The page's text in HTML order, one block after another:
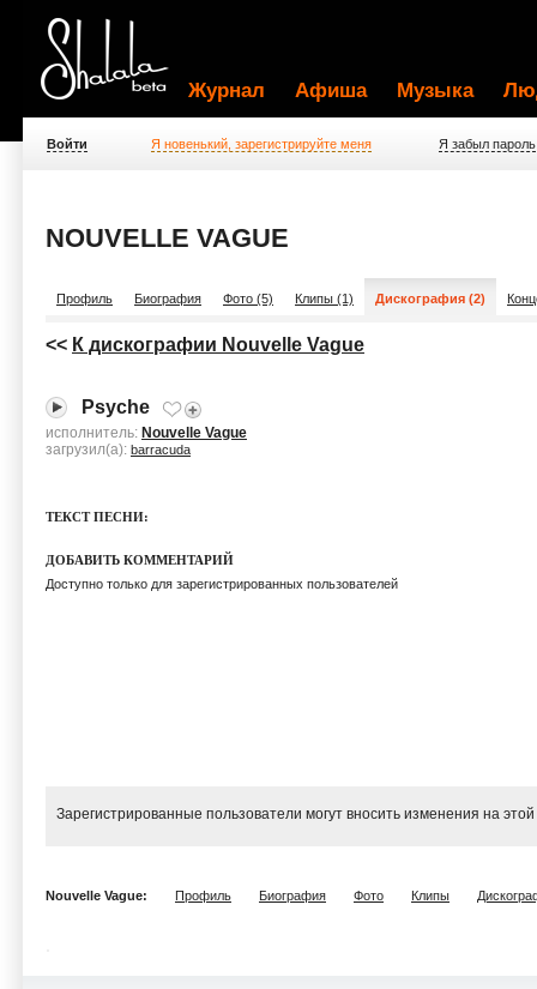
Журнал Афиша Музыка
Войти Я новенький, зарегистрируйте меня Я забыл пароль
NOUVELLE VAGUE
Профиль Биография Фото (5) Клипы (1) Дискография (2)
<< К дискографии Nouvelle Vague
Psyche
исполнитель: Nouvelle Vague
загрузил(а): barracuda
ТЕКСТ ПЕСНИ:
ДОБАВИТЬ КОММЕНТАРИЙ
Доступно только для зарегистрированных пользователей
Зарегистрированные пользователи могут вносить изменения на
Nouvelle Vague: Профиль Биография Фото Клипы